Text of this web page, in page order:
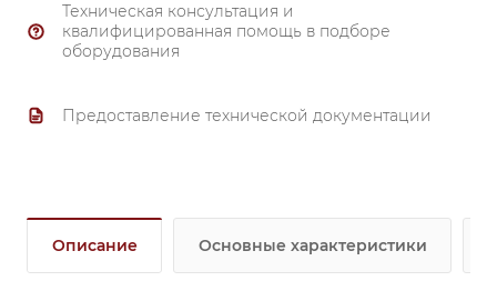
чугун.
Тройной контроль качества.
Материал обмотки - 99.7% медь.
Техническая консультация и
квалифицированная помощь в подборе
оборудования
Предоставление технической документации
Описание Основные характеристики